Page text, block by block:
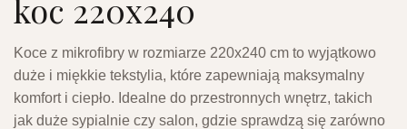
koc 220x240
Koce z mikrofibry w rozmiarze 220x240 cm to wyjątkowo
duże i miękkie tekstylia, które zapewniają maksymalny
komfort i ciepło. Idealne do przestronnych wnętrz, takich
jak duże sypialnie czy salon, gdzie sprawdzą się zarówno